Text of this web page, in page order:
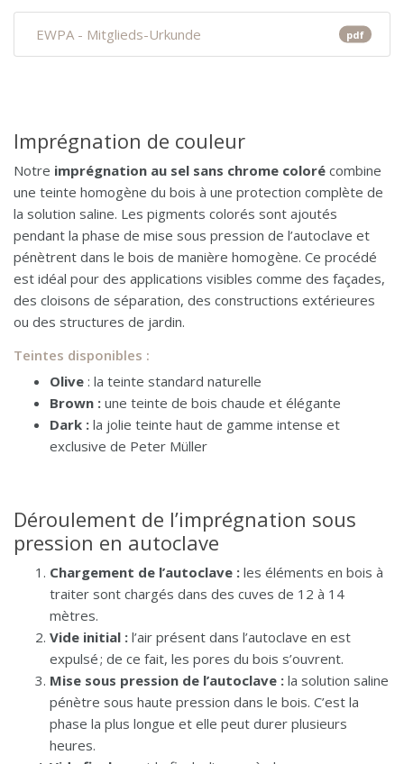
pdf
EWPA - Mitglieds-Urkunde
Imprégnation de couleur
Notre imprégnation au sel sans chrome coloré combine
une teinte homogène du bois à une protection complète de
la solution saline. Les pigments colorés sont ajoutés
pendant la phase de mise sous pression de l’autoclave et
pénètrent dans le bois de manière homogène. Ce procédé
est idéal pour des applications visibles comme des façades,
des cloisons de séparation, des constructions extérieures
ou des structures de jardin.
Teintes disponibles :
Olive : la teinte standard naturelle
Brown : une teinte de bois chaude et élégante
Dark : la jolie teinte haut de gamme intense et
exclusive de Peter Müller
Déroulement de l’imprégnation sous
pression en autoclave
Chargement de l’autoclave : les éléments en bois à
traiter sont chargés dans des cuves de 12 à 14
mètres.
Vide initial : l’air présent dans l’autoclave en est
expulsé ; de ce fait, les pores du bois s’ouvrent.
Mise sous pression de l’autoclave : la solution saline
pénètre sous haute pression dans le bois. C’est la
phase la plus longue et elle peut durer plusieurs
heures.